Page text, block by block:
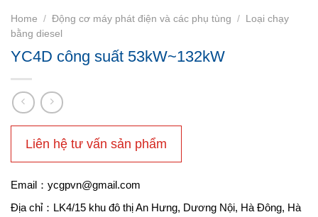
Home / Động cơ máy phát điện và các phụ tùng /
Loại chạy
bằng diesel
YC4D công suất 53kW~132kW
Liên hệ tư vấn sản phẩm
Email：ycgpvn@gmail.com
Địa chỉ：LK4/15 khu đô thị An Hưng, Dương Nội, Hà Đông, Hà